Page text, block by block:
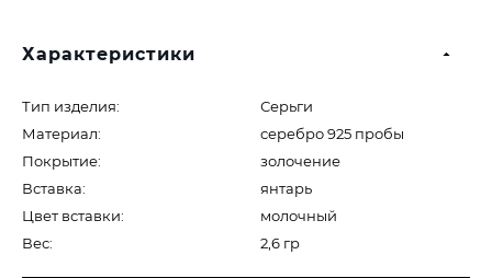
Характеристики
Тип изделия:
Серьги
Материал:
серебро 925 пробы
Покрытие:
золочение
Вставка:
янтарь
Цвет вставки:
молочный
Вес:
2,6 гр